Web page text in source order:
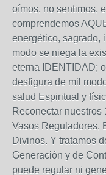
oímos, no sentimos,
comprendemos
energético, sagrado,
modo se niega la
eterna IDENTIDAD;
desfigura de mil
salud Espiritual y
Reconectar
Vasos Reguladores,
Divinos. Y tratamos
Generación y de
puede regular ni